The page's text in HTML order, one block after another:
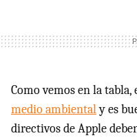
Como vemos en la tabla,
medio ambientaly es
directivos de Apple